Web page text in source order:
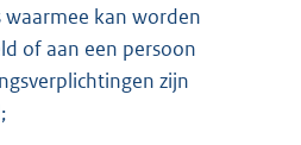
waarmee kan worden
of aan een persoon
zijn